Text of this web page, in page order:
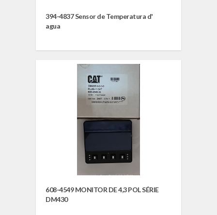
394-4837 Sensor de Temperatura d'
agua
608-4549 MONITOR DE 4,3 POL SÉRIE
DM430